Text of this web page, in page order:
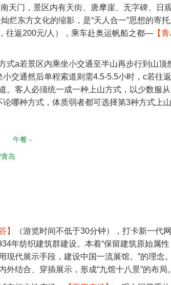
天门，景区内有天街、唐摩崖、无字碑、日
烂东方文化的缩影，是“天人合一”思想的寄
往返200元/人），乘车赴奥运帆船之都— 【青
式a若景区内乘坐小交通至半山再步行到山
小交通然后单程索道则需4.5-5.5小时，c若往
。客人必须统一成一种上山方式，以少数服
哪种方式，体质弱者都可选择第3种方式上山
- 午餐 -
岛
】
（游览时间不低于30分钟），打卡新一代
年纺织建筑群建设。本着“保留建筑原始属
现代展示手段，建设中国一流展馆。”的理
外结合、穿插展示，形成“九馆十八景”的布局。